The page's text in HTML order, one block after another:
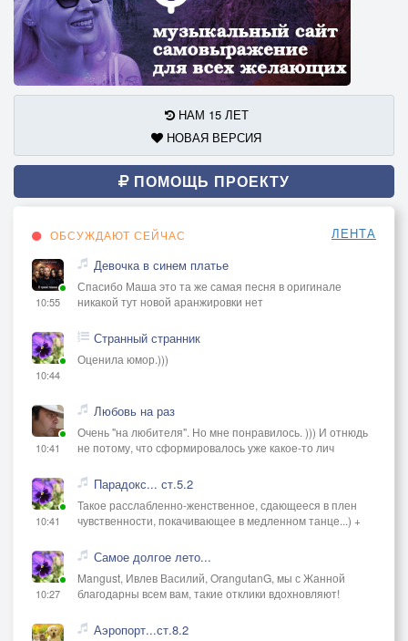
НАМ 15 ЛЕТ
НОВАЯ ВЕРСИЯ
ПОМОЩЬ ПРОЕКТУ
ОБСУЖДАЮТ СЕЙЧАС ЛЕНТА
10:55
Девочка в синем платье
Спасибо Маша это та же самая песня в оригинале
никакой тут новой аранжировки нет
10:44
Странный странник
Оценила юмор.)))
10:41
Любовь на раз
Очень "на любителя". Но мне понравилось. ))) И отнюдь
не потому, что сформировалось уже какое-то лич
10:41
Парадокс... ст.5.2
Такое расслабленно-женственное, сдающееся в плен
чувственности, покачивающее в медленном танце...) +
10:27
Самое долгое лето...
Mangust, Ивлев Василий, OrangutanG, мы с Жанной
благодарны всем вам, такие отклики вдохновляют!
Аэропорт...ст.8.2